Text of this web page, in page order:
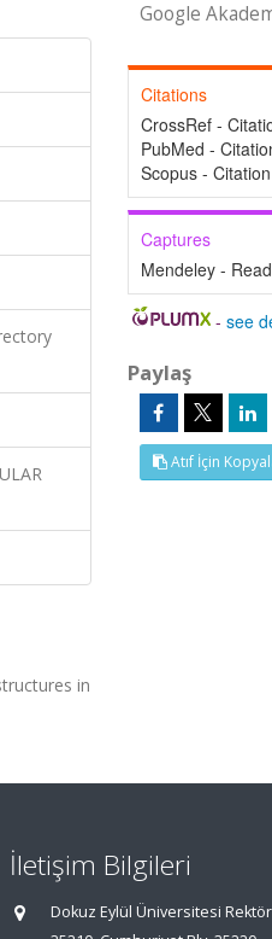
in
Google
Citations
CrossRef -
PubMed -
Scopus -
Captures
Mendeley -
-see
Paylaş
Atıf İçin
İletişim Bilgileri
Dokuz Eylül Üniversitesi